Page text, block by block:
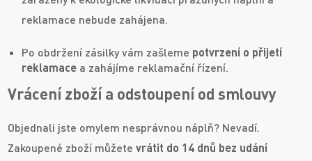
reklamace nebude zahájena.
Po obdržení zásilky vám zašleme potvrzení o přijetí
reklamace a zahájíme reklamační řízení.
Vrácení zboží a odstoupení od smlouvy
Objednali jste omylem nesprávnou náplň? Nevadí.
Zakoupené zboží můžete vrátit do 14 dnů bez udání